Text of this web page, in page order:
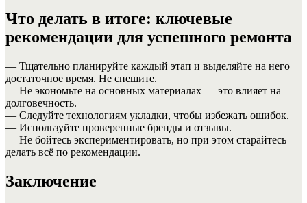
Что делать в итоге: ключевые
рекомендации для успешного ремонта
— Тщательно планируйте каждый этап и выделяйте на него
достаточное время. Не спешите.
— Не экономьте на основных материалах — это влияет на
долговечность.
— Следуйте технологиям укладки, чтобы избежать ошибок.
— Используйте проверенные бренды и отзывы.
— Не бойтесь экспериментировать, но при этом старайтесь
делать всё по рекомендации.
Заключение